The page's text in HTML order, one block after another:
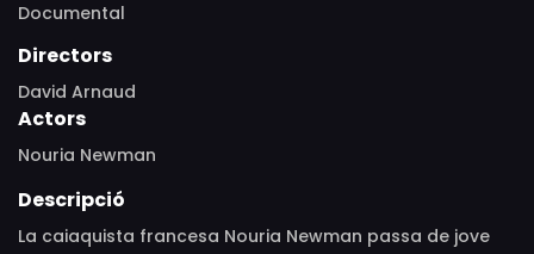
Documental
Directors
David Arnaud
Actors
Nouria Newman
Descripció
La caiaquista francesa Nouria Newman passa de jove